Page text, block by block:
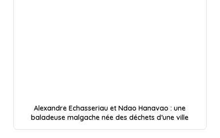
Alexandre Echasseriau et Ndao Hanavao : une
baladeuse malgache née des déchets d’une ville